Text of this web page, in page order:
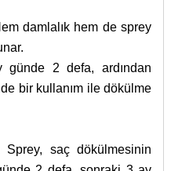
damlalık hem de sprey
2 defa, ardından
bir kullanım ile dökülme
saç dökülmesinin